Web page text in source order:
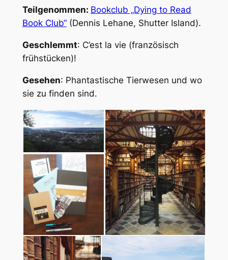
Teilgenommen: Bookclub „Dying to Read
Book Club“(Dennis Lehane, Shutter Island).
Geschlemmt: C’est la vie (französisch
frühstücken)!
Gesehen: Phantastische Tierwesen und wo
sie zu finden sind.